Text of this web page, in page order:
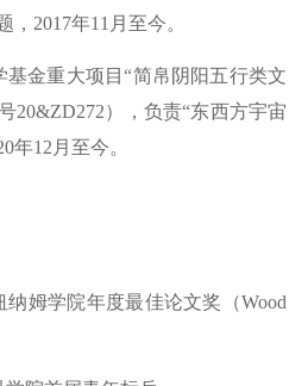
，2017年1 1月至今。
基金重大项目“简帛阴阳五行类文
20&ZD272），负责“东西方宇宙
年1 2月至今。
纳姆学院年度最佳论文奖（Wood